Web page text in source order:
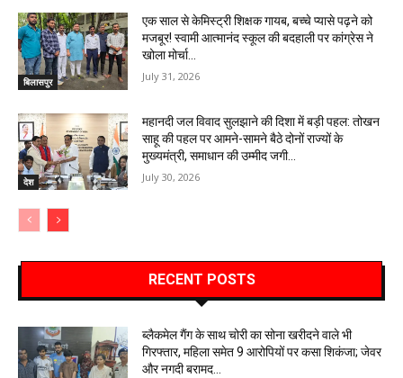
बिलासपुर
एक साल से केमिस्ट्री शिक्षक गायब, बच्चे प्यासे पढ़ने को
मजबूर! स्वामी आत्मानंद स्कूल की बदहाली पर कांग्रेस ने
खोला मोर्चा…
July 31, 2026
देश
महानदी जल विवाद सुलझाने की दिशा में बड़ी पहल: तोखन
साहू की पहल पर आमने-सामने बैठे दोनों राज्यों के
मुख्यमंत्री, समाधान की उम्मीद जगी…
July 30, 2026
RECENT POSTS
ब्लैकमेल गैंग के साथ चोरी का सोना खरीदने वाले भी
गिरफ्तार, महिला समेत 9 आरोपियों पर कसा शिकंजा; जेवर
और नगदी बरामद…